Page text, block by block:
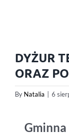
DYŻUR
ORAZ
By Natalia 6